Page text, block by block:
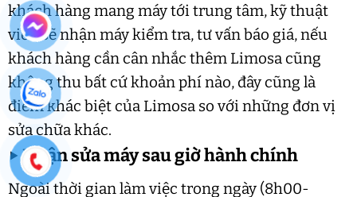
khách hàng mang máy tới trung tâm, kỹ thuật
viên sẽ nhận máy kiểm tra, tư vấn báo giá, nếu
khách hàng cần cân nhắc thêm Limosa cũng
không thu bất cứ khoản phí nào, đây cũng là
điểm khác biệt của Limosa so với những đơn vị
sửa chữa khác.
▶Nhận sửa máy sau giờ hành chính
Ngoài thời gian làm việc trong ngày (8h00-